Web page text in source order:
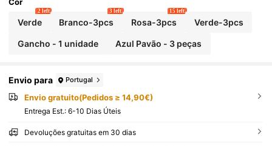
Verde
2 left
Branco-3pcs
3 left
Rosa-3pcs
15 left
Verde-3pcs
Gancho - 1 unidade Azul Pavão - 3 peças
Envio para Portugal
Envio gratuito(Pedidos ≥ 14,90€)
Entrega Est.: 6-10 Dias Úteis
Devoluções gratuitas em 30 dias